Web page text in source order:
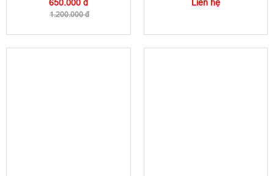
650.000 đ
1.200.000 đ
Liên hệ